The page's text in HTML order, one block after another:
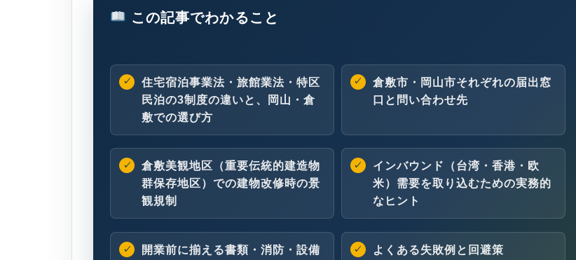
この記事でわかること
住宅宿泊事業法・旅館業法・特区
民泊の3制度の違いと、岡山・倉
敷での選び方
倉敷市・岡山市それぞれの届出窓
口と問い合わせ先
倉敷美観地区（重要伝統的建造物
群保存地区）での建物改修時の景
観規制
インバウンド（台湾・香港・欧
米）需要を取り込むための実務的
なヒント
開業前に揃える書類・消防・設備 よくある失敗例と回避策